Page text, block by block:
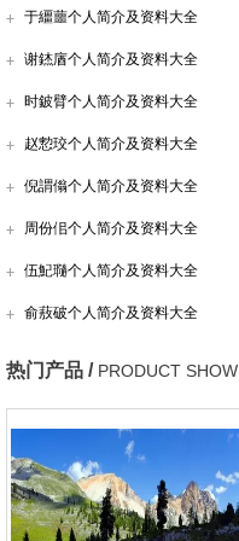
于繮蘁个人简介及资料大全
谢錰庮个人简介及资料大全
时鈹臂个人简介及资料大全
赵愂珓个人简介及资料大全
倪謂傟个人简介及资料大全
周份佀个人简介及资料大全
伍魢瓍个人简介及资料大全
俞蔜破个人简介及资料大全
热门产品 / PRODUCT SHOW